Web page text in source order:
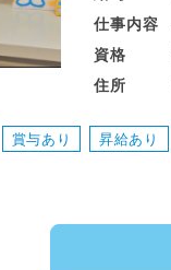
仕事内容
資格
住所
賞与あり 昇給あり